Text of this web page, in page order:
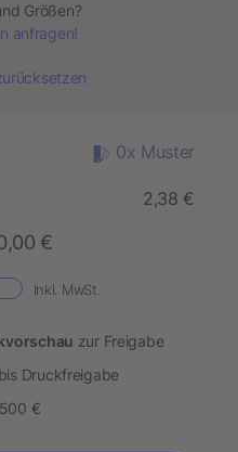
Größen?
anfragen!
0x Muster
2,38 €
€
Inkl. MwSt.
zur Freigabe
bis Druckfreigabe
€